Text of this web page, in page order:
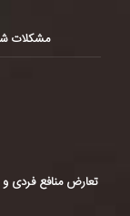
مشکلات
تعارض منافع فردی